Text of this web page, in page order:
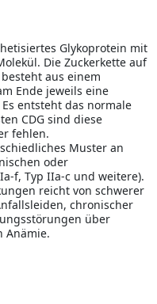
Glykoprotein mit
Die Zuckerkette auf
aus einem
Ende jeweils eine
entsteht das normale
CDG sind diese
fehlen.
Muster an
oder
f, Typ IIa-c und weitere).
reicht von schwerer
chronischer
über
Anämie.